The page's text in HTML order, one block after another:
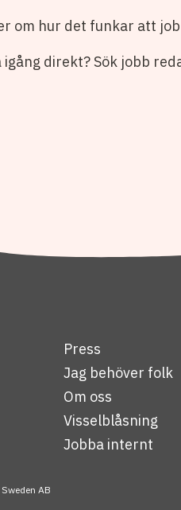
om hur det funkar att
igång direkt? Sök jobb
Press
Jag behöver folk
Om oss
Visselblåsning
Jobba internt
AB